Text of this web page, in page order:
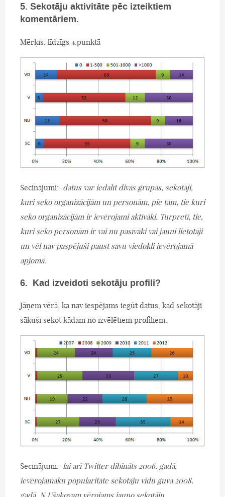
5. Sekotāju aktivitāte pēc izteiktiem
komentāriem.
Mērķis: līdzīgs 4.punktā
Secinājumi: datus var iedalīt divās grupās, sekotāji,
kuri seko organizācijām un personām, pie tam, tie kuri
seko organizācijām ir ievērojami aktīvāki. Turpretī, tie,
kuri seko personām ir vai nu pasīvāki vai jauni lietotāji
un vēl nav paspējuši paust savu viedokli ievērojamā
apjomā.
6. Kad izveidoti sekotāju profili?
Jāņem vērā, ka nav iespējams iegūt datus, kad sekotāji
sākuši sekot kādam no izvēlētiem profiliem.
Secinājumi: lai arī Twitter dibināts 2006. gadā,
ievērojamāku popularitāte sekotāju vidū guva 2008.